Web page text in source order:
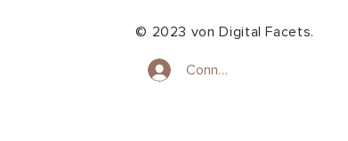
© 2023 von Digital Facets.
Connexion